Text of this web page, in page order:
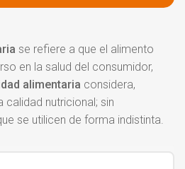
se refiere a que el alimento
en la salud del consumidor,
alimentaria considera,
nutricional; sin
se utilicen de forma indistinta.